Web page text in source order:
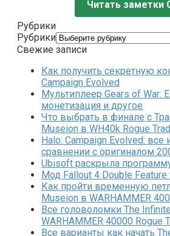
Читать заметки
Рубрики
Рубрики
Свежие записи
Как получить секретную
Campaign Evolved
Мультиплеер Gears of War:
монетизация и другое
Что выбрать в финале с
Museion в WH40k Rogue
Halo: Campaign Evolved: все
сравнении с оригиналом
Ubisoft раскрыла
Мод Fallout 4 Double Feature
Как пройти временную
Museion в WARHAMMER
Все головоломки The
WARHAMMER 40000 Rogue
Все варианты как начать